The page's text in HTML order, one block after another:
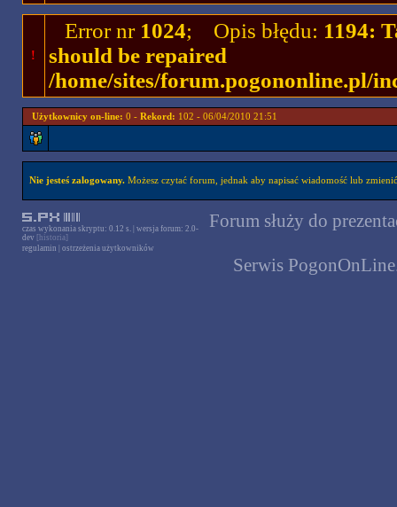
!
Error nr 1024; Opis błędu: 1194:
should be repaired
/home/sites/forum.pogononline.pl/
Użytkownicy on-line: 0 - Rekord: 102 - 06/04/2010 21:51
Nie jesteś zalogowany.Możesz czytać forum, jednak aby napisać wiadomość lub
czas wykonania skryptu: 0.12 s. | wersja forum: 2.0-
dev [historia]
regulamin
ostrzeżenia użytkowników
Forum służy do
Serwis